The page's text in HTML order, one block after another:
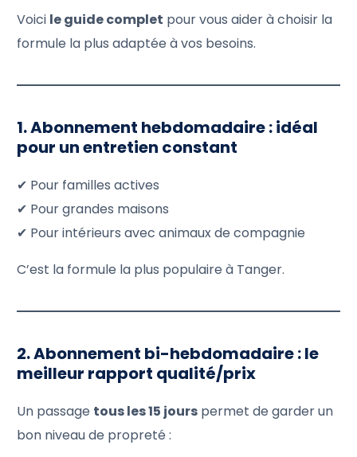
Voici le guide complet pour vous aider à choisir la
formule la plus adaptée à vos besoins.
1. Abonnement hebdomadaire : idéal
pour un entretien constant
✔ Pour familles actives
✔ Pour grandes maisons
✔ Pour intérieurs avec animaux de compagnie
C’est la formule la plus populaire à Tanger.
2. Abonnement bi-hebdomadaire : le
meilleur rapport qualité/prix
Un passage tous les 15 jours permet de garder un
bon niveau de propreté :